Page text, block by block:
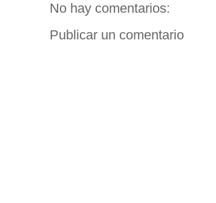
No hay comentarios:
Publicar un comentario